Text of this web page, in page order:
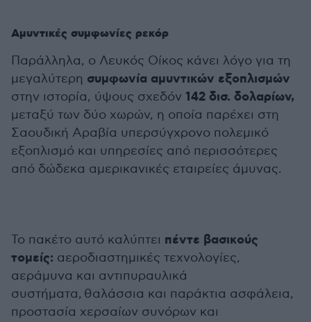
Αμυντικές συμφωνίες ρεκόρ
Παράλληλα, ο Λευκός Οίκος κάνει λόγο για τη
μεγαλύτερη συμφωνία αμυντικών εξοπλισμών
στην ιστορία, ύψους σχεδόν 142 δισ. δολαρίων,
μεταξύ των δύο χωρών, η οποία παρέχει στη
Σαουδική Αραβία υπερσύγχρονο πολεμικό
εξοπλισμό και υπηρεσίες από περισσότερες
από δώδεκα αμερικανικές εταιρείες άμυνας.
Το πακέτο αυτό καλύπτει πέντε βασικούς
τομείς: αεροδιαστημικές τεχνολογίες,
αεράμυνα και αντιπυραυλικά
συστήματα, θαλάσσια και παράκτια ασφάλεια,
προστασία χερσαίων συνόρων και